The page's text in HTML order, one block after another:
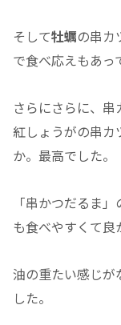
そして牡蠣の串カ
で食べ応えもあっ
さらにさらに、串
紅しょうがの串カ
か。最高でした。
「串かつだるま
も食べやすくて良
油の重たい感じが
した。